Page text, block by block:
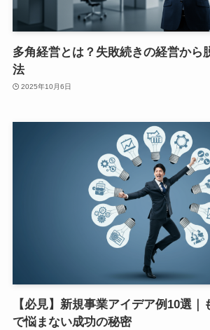
多角経営とは？失敗続きの経営から
法
2025年10月6日
【必見】新規事業アイデア例10選｜
で悩まない成功の秘密